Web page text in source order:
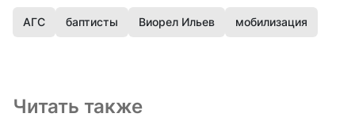
АГС баптисты Виорел Ильев мобилизация
Читать также